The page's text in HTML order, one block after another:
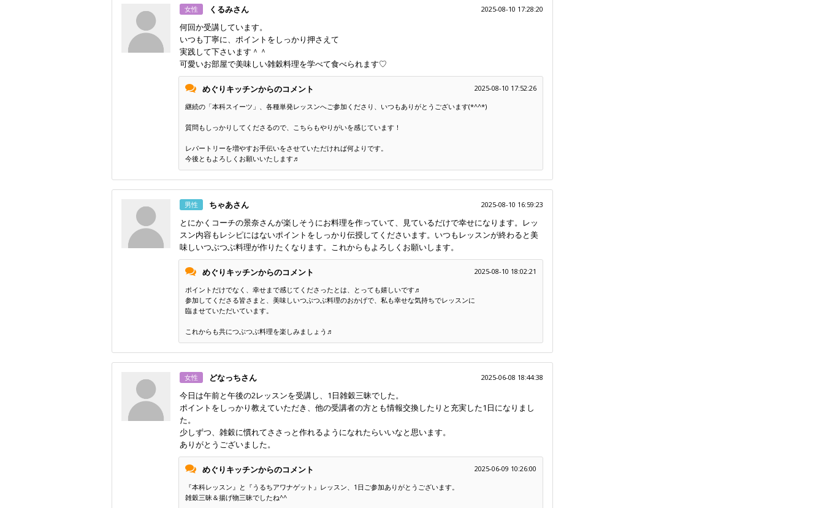
女性 くるみさん 2025-08-10 17:28:20
何回か受講しています。
いつも丁寧に、ポイントをしっかり押さえて
実践して下さいます＾＾
可愛いお部屋で美味しい雑穀料理を学べて食べられます♡
めぐりキッチンからのコメント
2025-08-10 17:52:26
継続の「本科スイーツ」、各種単発レッスンへご参加くださり、いつもありがとうございます(*^^*)
質問もしっかりしてくださるので、こちらもやりがいを感じています！
レパートリーを増やすお手伝いをさせていただければ何よりです。
今後ともよろしくお願いいたします♬
男性 ちゃあさん 2025-08-10 16:59:23
とにかくコーチの景奈さんが楽しそうにお料理を作っていて、見ているだけで幸せになります。レッ
スン内容もレシピにはないポイントをしっかり伝授してくださいます。いつもレッスンが終わると美
味しいつぶつぶ料理が作りたくなります。これからもよろしくお願いします。
めぐりキッチンからのコメント
2025-08-10 18:02:21
ポイントだけでなく、幸せまで感じてくださったとは、とっても嬉しいです♬
参加してくださる皆さまと、美味しいつぶつぶ料理のおかげで、私も幸せな気持ちでレッスンに
臨ませていただいています。
これからも共につぶつぶ料理を楽しみましょう♬
女性 どなっちさん 2025-06-08 18:44:38
今日は午前と午後の2レッスンを受講し、1日雑穀三昧でした。
ポイントをしっかり教えていただき、他の受講者の方とも情報交換したりと充実した1日になりまし
た。
少しずつ、雑穀に慣れてささっと作れるようになれたらいいなと思います。
ありがとうございました。
めぐりキッチンからのコメント
2025-06-09 10:26:00
『本科レッスン』と『うるちアワナゲット』レッスン、1日ご参加ありがとうございます。
雑穀三昧＆揚げ物三昧でしたね^^